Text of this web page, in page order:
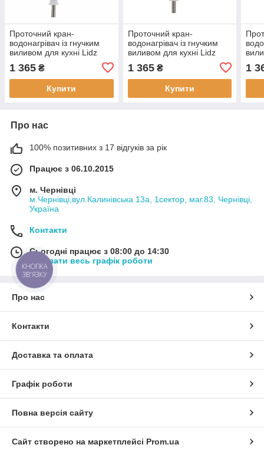
Проточний кран-
водонагрівач із гнучким
виливом для кухні Lidz
LDWAR065GRE49096
White/Grey
1 365 ₴
Купити
Проточний кран-
водонагрівач із гнучким
виливом для кухні Lidz
LDWAR065WHI49097
White/White
1 365₴
Купити
1
Про нас
100% позитивних з 17 відгуків за рік
Працює з 06.10.2015
м. Чернівці
м.Чернівці,вул.Калинівська 13а, 1сектор, маг.83, Чернівці,
Україна
Контакти
Сьогодні працює з 08:00 до 14:30
Показати весь графік роботи
Про нас
Контакти
Доставка та оплата
Графік роботи
Повна версія сайту
Сайт створено на маркетплейсі Prom.ua
КНОПКА
ЗВ'ЯЗКУ